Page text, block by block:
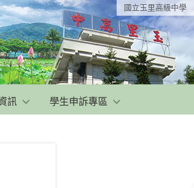
國立玉里高級中學
訊 學生申訴專區